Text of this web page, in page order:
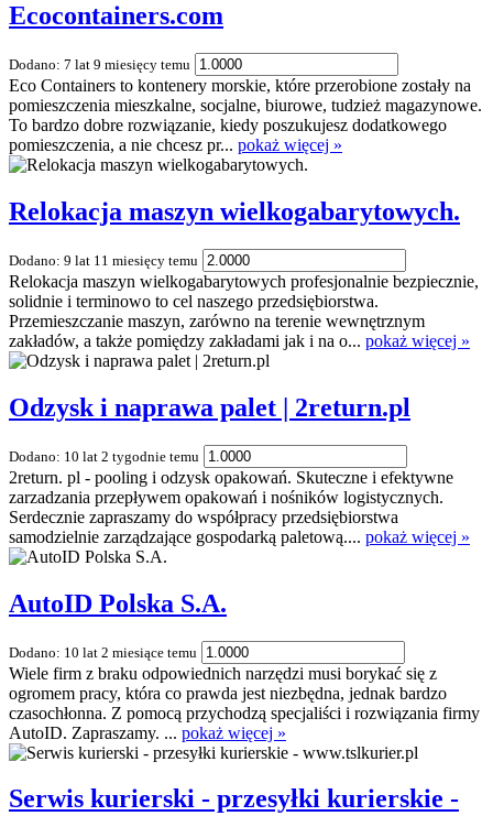
Ecocontainers.com
Dodano: 7 lat 9 miesięcy temu
Eco Containers to kontenery morskie, które przerobione zostały na
pomieszczenia mieszkalne, socjalne, biurowe, tudzież magazynowe.
To bardzo dobre rozwiązanie, kiedy poszukujesz dodatkowego
pomieszczenia, a nie chcesz pr... pokaż więcej »
Relokacja maszyn wielkogabarytowych.
Dodano: 9 lat 11 miesięcy temu
Relokacja maszyn wielkogabarytowych profesjonalnie bezpiecznie,
solidnie i terminowo to cel naszego przedsiębiorstwa.
Przemieszczanie maszyn, zarówno na terenie wewnętrznym
zakładów, a także pomiędzy zakładami jak i na o... pokaż więcej »
Odzysk i naprawa palet | 2return.pl
Dodano: 10 lat 2 tygodnie temu
2return. pl - pooling i odzysk opakowań. Skuteczne i efektywne
zarzadzania przepływem opakowań i nośników logistycznych.
Serdecznie zapraszamy do współpracy przedsiębiorstwa
samodzielnie zarządzające gospodarką paletową.... pokaż więcej »
AutoID Polska S.A.
Dodano: 10 lat 2 miesiące temu
Wiele firm z braku odpowiednich narzędzi musi borykać się z
ogromem pracy, która co prawda jest niezbędna, jednak bardzo
czasochłonna. Z pomocą przychodzą specjaliści i rozwiązania firmy
AutoID. Zapraszamy. ... pokaż więcej »
Serwis kurierski - przesyłki kurierskie -